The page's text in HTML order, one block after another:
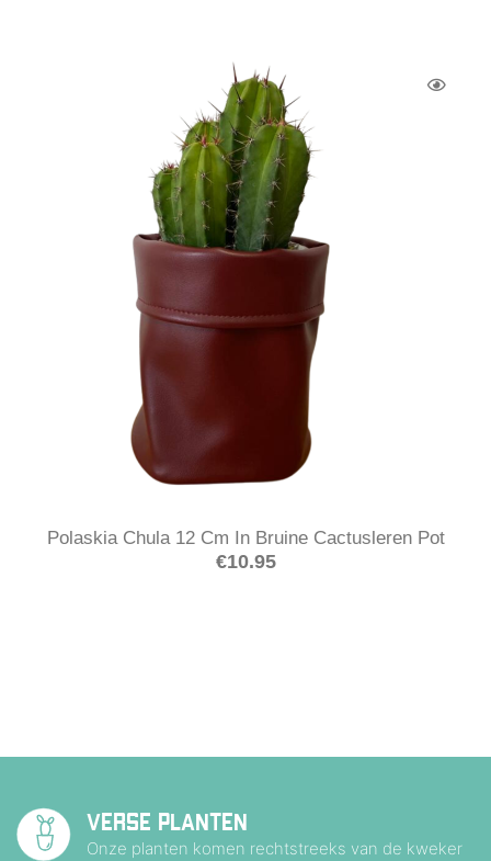
Polaskia Chula 12 Cm In Bruine Cactusleren Pot
€10.95
VERSE PLANTEN
Onze planten komen rechtstreeks van de kweker